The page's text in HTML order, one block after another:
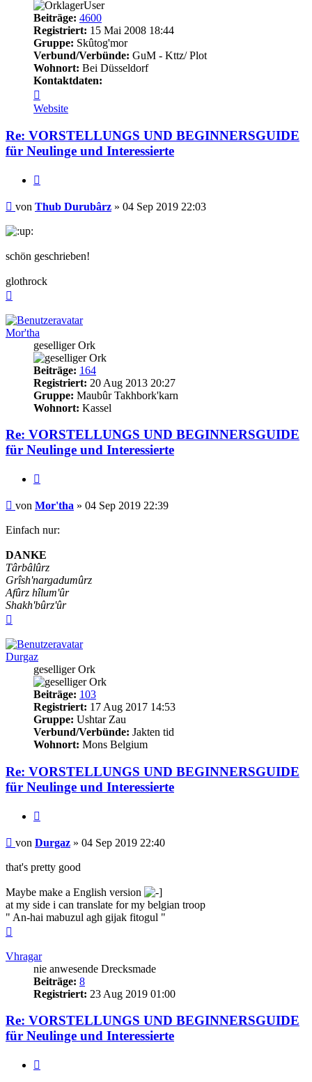
Beiträge: 4600
Registriert: 15 Mai 2008 18:44
Gruppe: Skûtog'mor
Verbund/Verbünde: GuM - Kttz/ Plot
Wohnort: Bei Düsseldorf
Kontaktdaten:
von
Thub
Durubârz
Website
Re: VORSTELLUNGS UND BEGINNERSGUIDE
für Neulinge und Interessierte
Beitrag
von Thub Durubârz » 04 Sep 2019 22:03
schön geschrieben!
glothrock
Mor'tha
geselliger Ork
Beiträge: 164
Registriert: 20 Aug 2013 20:27
Gruppe: Maubûr Takhbork'karn
Wohnort: Kassel
Re: VORSTELLUNGS UND BEGINNERSGUIDE
für Neulinge und Interessierte
Beitrag
von Mor'tha » 04 Sep 2019 22:39
Einfach nur:
DANKE
Târbâlûrz
Grîsh'nargadumûrz
Afûrz hîlum'ûr
Shakh'bûrz'ûr
Durgaz
geselliger Ork
Beiträge: 103
Registriert: 17 Aug 2017 14:53
Gruppe: Ushtar Zau
Verbund/Verbünde: Jakten tid
Wohnort: Mons Belgium
Re: VORSTELLUNGS UND BEGINNERSGUIDE
für Neulinge und Interessierte
Beitrag
von Durgaz » 04 Sep 2019 22:40
that's pretty good
Maybe make a English version
at my side i can translate for my belgian troop
" An-hai mabuzul agh gijak fitogul "
Vhragar
nie anwesende Drecksmade
Beiträge: 8
Registriert: 23 Aug 2019 01:00
Re: VORSTELLUNGS UND BEGINNERSGUIDE
für Neulinge und Interessierte